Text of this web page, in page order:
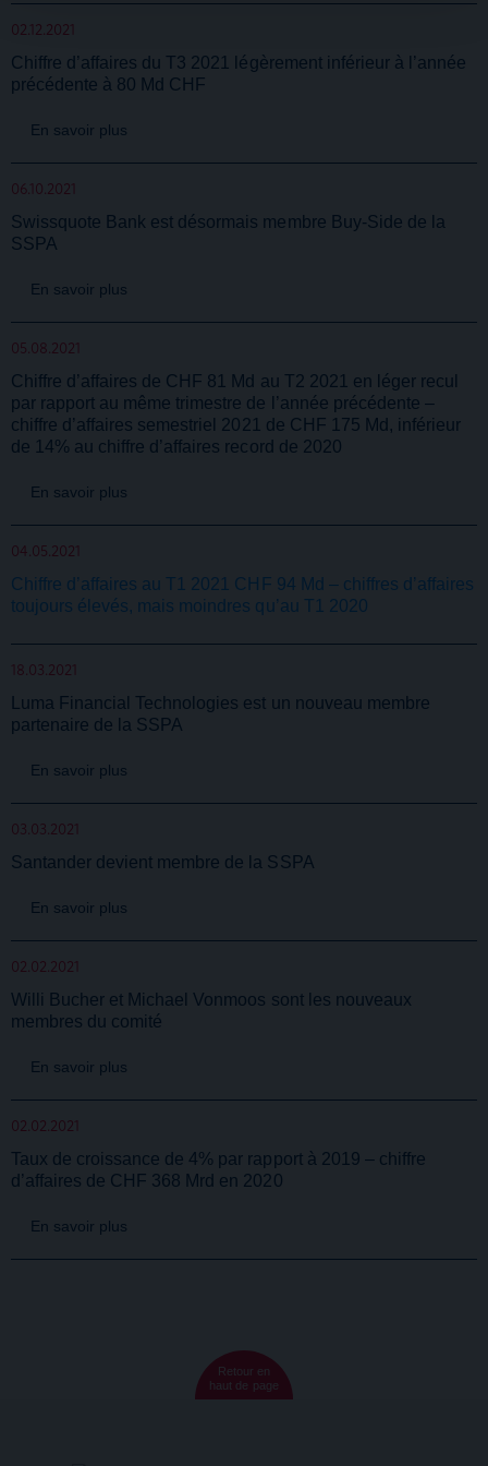
ou qu'ils ont collectées lors de votre utilisation de leurs
services.
02.12.2021
Chiffre d’affaires du T3 2021 légèrement inférieur à l’année
précédente à 80 Md CHF
En savoir plus
06.10.2021
Swissquote Bank est désormais membre Buy-Side de la
SSPA
En savoir plus
05.08.2021
Chiffre d’affaires de CHF 81 Md au T2 2021 en léger recul
par rapport au même trimestre de l’année précédente –
chiffre d’affaires semestriel 2021 de CHF 175 Md, inférieur
de 14% au chiffre d’affaires record de 2020
En savoir plus
04.05.2021
Chiffre d’affaires au T1 2021 CHF 94 Md – chiffres d’affaires
toujours élevés, mais moindres qu’au T1 2020
18.03.2021
Luma Financial Technologies est un nouveau membre
partenaire de la SSPA
En savoir plus
03.03.2021
Santander devient membre de la SSPA
En savoir plus
02.02.2021
Willi Bucher et Michael Vonmoos sont les nouveaux
membres du comité
En savoir plus
02.02.2021
Taux de croissance de 4% par rapport à 2019 – chiffre
d’affaires de CHF 368 Mrd en 2020
En savoir plus
Retour en
haut de page